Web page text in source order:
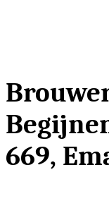
669,